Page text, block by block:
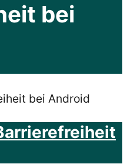
bei
bei Android